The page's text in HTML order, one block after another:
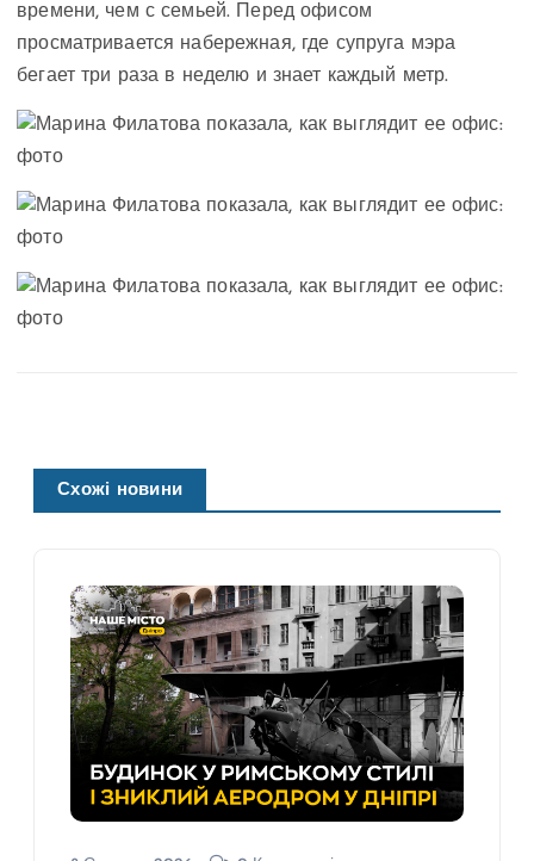
времени, чем с семьей. Перед офисом
просматривается набережная, где супруга мэра
бегает три раза в неделю и знает каждый метр.
Схожі новини